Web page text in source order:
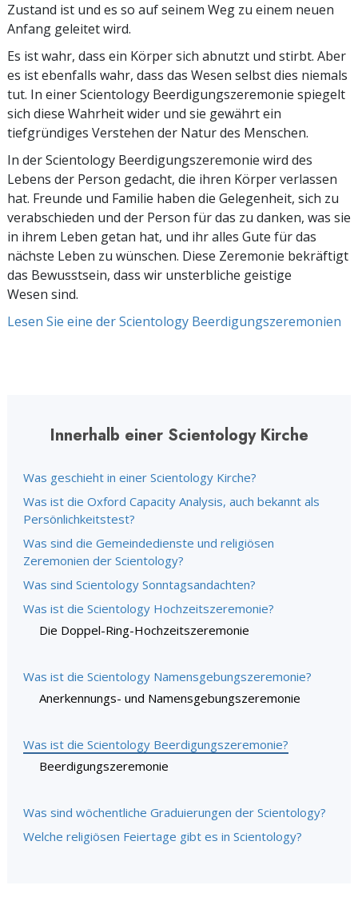
Zustand ist und es so auf seinem Weg zu einem neuen
Anfang geleitet wird.
Es ist wahr, dass ein Körper sich abnutzt und stirbt. Aber
es ist ebenfalls wahr, dass das Wesen selbst dies niemals
tut. In einer Scientology Beerdigungszeremonie spiegelt
sich diese Wahrheit wider und sie gewährt ein
tiefgründiges Verstehen der Natur des Menschen.
In der Scientology Beerdigungszeremonie wird des
Lebens der Person gedacht, die ihren Körper verlassen
hat. Freunde und Familie haben die Gelegenheit, sich zu
verabschieden und der Person für das zu danken, was sie
in ihrem Leben getan hat, und ihr alles Gute für das
nächste Leben zu wünschen. Diese Zeremonie bekräftigt
das Bewusstsein, dass wir unsterbliche geistige
Wesen sind.
Lesen Sie eine der Scientology Beerdigungszeremonien
Innerhalb einer Scientology Kirche
Was geschieht in einer Scientology Kirche?
Was ist die Oxford Capacity Analysis, auch bekannt als
Persönlichkeitstest?
Was sind die Gemeindedienste und religiösen
Zeremonien der Scientology?
Was sind Scientology Sonntagsandachten?
Was ist die Scientology Hochzeitszeremonie?
Die Doppel-Ring-Hochzeitszeremonie
Was ist die Scientology Namensgebungszeremonie?
Anerkennungs- und Namensgebungszeremonie
Was ist die Scientology Beerdigungszeremonie?
Beerdigungszeremonie
Was sind wöchentliche Graduierungen der Scientology?
Welche religiösen Feiertage gibt es in Scientology?